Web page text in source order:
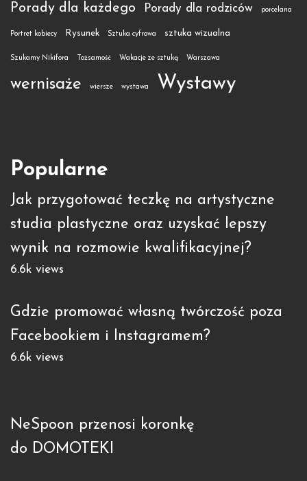
Porady dla każdego
Porady dla rodziców porcelana
Portret kobiecy Rysunek Sztuka cyfrowa sztuka wizualna
Szukamy Nikifora Tożsamość Wakacje ze sztuką Warszawa
wernisaże wiersze wystawa Wystawy
Popularne
Jak przygotować teczkę na artystyczne
studia plastyczne oraz uzyskać lepszy
wynik na rozmowie kwalifikacyjnej?
6.6k views
Gdzie promować własną twórczość poza
Facebookiem i Instagramem?
6.6k views
NeSpoon przenosi koronkę
do DOMOTEKI